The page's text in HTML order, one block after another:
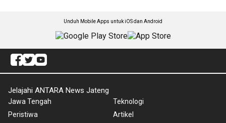
Unduh Mobile Apps untuk iOS dan Android
Jelajahi ANTARA News Jateng
Jawa Tengah
Peristiwa
Teknologi
Artikel